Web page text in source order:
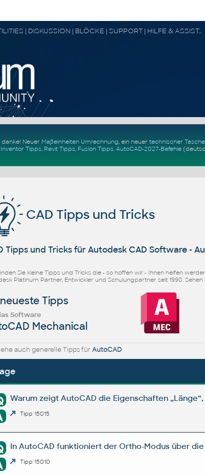
CAD FORUM - TIPPS & TRICKS | UTILITIES | DISKUSSION | BLÖCKE | SUPPORT | HILFE & ASSISTANCE
Neuer Maßeinheiten Umrechnung, ein neuer technischer
Inventor Tipps, Revit Tipps, Fusion Tipps. AutoCAD-2027-Befehle
CAD Tipps und Tricks
Tipps und Tricks für Autodesk CAD Software -
Sie kleine Tipps und Tricks die - so hoffen wir - Ihnen helfen
Platinum Partner, Entwickler und Schulungpartner seit 1990.
Tipps
Software
Mechanical
auch generelle Tipps fürAutoCAD
Warum zeigt AutoCAD die Eigenschaften
Tipp 15015
In AutoCAD funktioniert der Ortho-Modus über
Tipp 15010